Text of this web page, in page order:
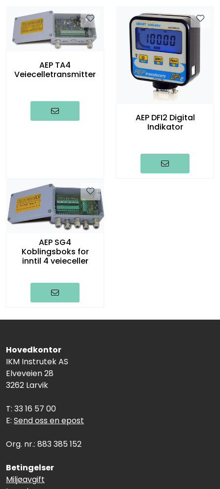
AEP TA4
Veiecelletransmitter
AEP DFI2 Digital
Indikator
AEP SG4
Koblingsboks for
inntil 4 veieceller
Hovedkontor
IKM Instrutek AS
Elveveien 28
3262 Larvik
T: 33 16 57 00
E: Send oss en epost
Org. nr.: 883 385 152
Betingelser
Miljøavgift